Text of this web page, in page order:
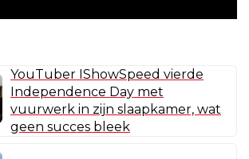
YouTuber IShowSpeed vierde
Independence Day met
vuurwerk in zijn slaapkamer, wat
geen succes bleek